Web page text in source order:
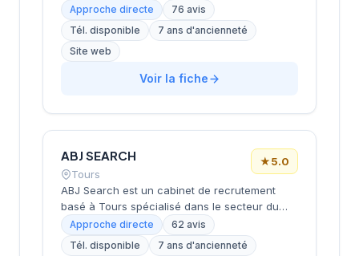
placement de talents pour les entreprises de
la région Centre-Val de Loire. Le cabinet
intervient notamment dans les secteurs de la
santé, de l'industrie, des services et du
tertiaire, en combinant approches
traditionnelles et outils modernes pour
l'équipe accompagne tant les entreprises que
les candidats pour faciliter des rencontres
professionnelles durables et pertinentes.
Approche directe
76 avis
Tél. disponible
7 ans d'ancienneté
Site web
Voir la fiche
ABJ SEARCH
Tours
★5.0
ABJ Search est un cabinet de recrutement
basé à Tours spécialisé dans le secteur du
lifestyle. L'agence accompagne les
entreprises dans leurs recrutements en
Approche directe
62 avis
Tél. disponible
7 ans d'ancienneté